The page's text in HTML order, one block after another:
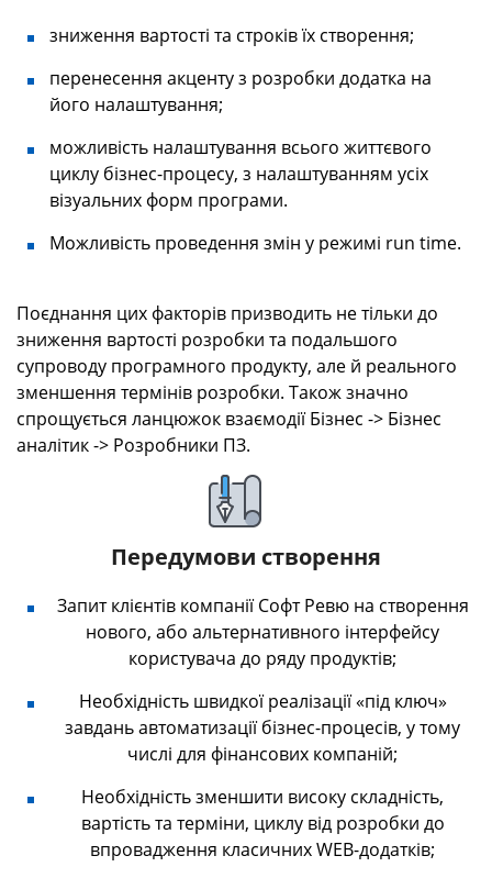
зниження вартості та строків їх створення;
перенесення акценту з розробки додатка на
його налаштування;
можливість налаштування всього життєвого
циклу бізнес-процесу, з налаштуванням усіх
візуальних форм програми.
Можливість проведення змін у режимі run time.
Поєднання цих факторів призводить не тільки до
зниження вартості розробки та подальшого
супроводу програмного продукту, але й реального
зменшення термінів розробки. Також значно
спрощується ланцюжок взаємодії Бізнес -> Бізнес
аналітик -> Розробники ПЗ.
Передумови створення
Запит клієнтів компанії Софт Ревю на створення
нового, або альтернативного інтерфейсу
користувача до ряду продуктів;
Необхідність швидкої реалізації «під ключ»
завдань автоматизації бізнес-процесів, у тому
числі для фінансових компаній;
Необхідність зменшити високу складність,
вартість та терміни, циклу від розробки до
впровадження класичних WEB-додатків;